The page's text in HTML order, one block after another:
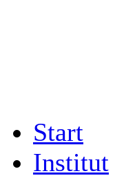
Start
Institut